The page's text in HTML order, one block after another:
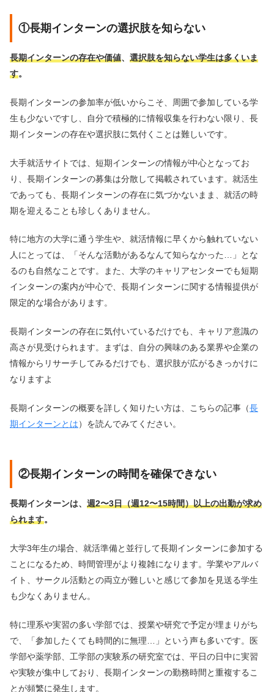
①長期インターンの選択肢を知らない
長期インターンの存在や価値、 選択肢を知らない学生は多くいま
す。
長期インターンの参加率が低いからこそ、周囲で参加している学
生も少ないですし、自分で積極的に情報収集を行わない限り、長
期インターンの存在や選択肢に気付くことは難しいです。
大手就活サイトでは、短期インターンの情報が中心となってお
り、長期インターンの募集は分散して掲載されています。就活生
であっても、長期インターンの存在に気づかないまま、就活の時
期を迎えることも珍しくありません。
特に地方の大学に通う学生や、就活情報に早くから触れていない
人にとっては、「そんな活動があるなんて知らなかった…」とな
るのも自然なことです。また、大学のキャリアセンターでも短期
インターンの案内が中心で、長期インターンに関する情報提供が
限定的な場合があります。
長期インターンの存在に気付いているだけでも、キャリア意識の
高さが見受けられます。まずは、自分の興味のある業界や企業の
情報からリサーチしてみるだけでも、選択肢が広がるきっかけに
なりますよ
長期インターンの概要を詳しく知りたい方は、こちらの記事（長
期インターンとは）を読んでみてください。
②長期インターンの時間を確保できない
長期インターンは、 週2〜3日（週12〜15時間）以上の出勤が求め
られます。
大学3年生の場合、就活準備と並行して長期インターンに参加する
ことになるため、時間管理がより複雑になります。学業やアルバ
イト、サークル活動との両立が難しいと感じて参加を見送る学生
も少なくありません。
特に理系や実習の多い学部では、授業や研究で予定が埋まりがち
で、「参加したくても時間的に無理…」という声も多いです。医
学部や薬学部、工学部の実験系の研究室では、平日の日中に実習
や実験が集中しており、長期インターンの勤務時間と重複するこ
とが頻繁に発生します。